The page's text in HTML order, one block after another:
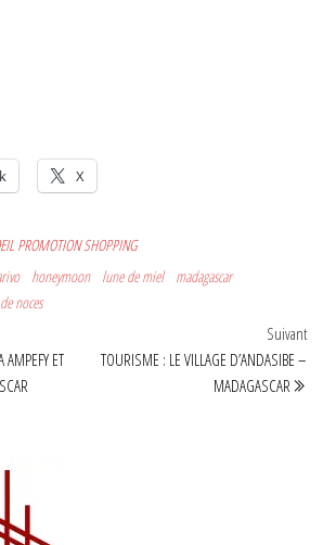
X
PROMOTION SHOPPING
honeymoon lune de miel
madagascar
noces
ET
Suivant
TOURISME : LE VILLAGE D’ANDASIBE –
MADAGASCAR